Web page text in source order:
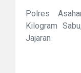
Polres
Kilogram
Jajaran